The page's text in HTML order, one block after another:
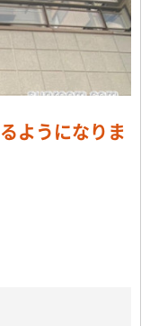
ようになりま